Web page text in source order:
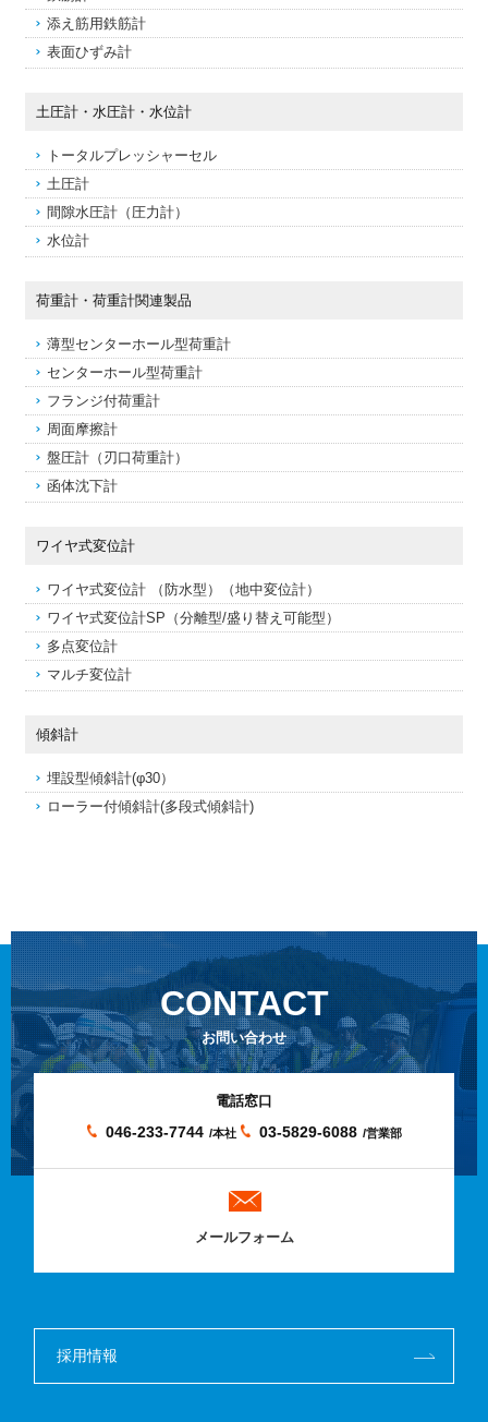
添え筋用鉄筋計
表面ひずみ計
土圧計・水圧計・水位計
トータルプレッシャーセル
土圧計
間隙水圧計（圧力計）
水位計
荷重計・荷重計関連製品
薄型センターホール型荷重計
センターホール型荷重計
フランジ付荷重計
周面摩擦計
盤圧計（刃口荷重計）
函体沈下計
ワイヤ式変位計
ワイヤ式変位計 （防水型）（地中変位計）
ワイヤ式変位計SP（分離型/盛り替え可能型）
多点変位計
マルチ変位計
傾斜計
埋設型傾斜計(φ30）
ローラー付傾斜計(多段式傾斜計)
CONTACT
お問い合わせ
電話窓口
046-233-7744 /本社 03-5829-6088 /営業部
メールフォーム
採用情報